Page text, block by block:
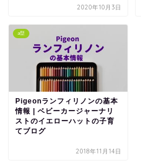
2020年10月3日
a型
Pigeonランフィリノンの基本
情報 | ベビーカージャーナリ
ストのイエローハットの子育
てブログ
2018年11月14日